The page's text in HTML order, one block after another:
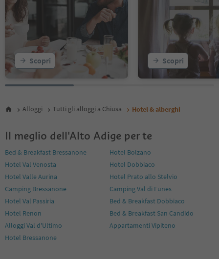
Scopri Scopri
Alloggi Tutti gli alloggi a Chiusa Hotel & alberghi
Il meglio dell'Alto Adige per te
Bed & Breakfast Bressanone
Hotel Bolzano
Hotel Val Venosta
Hotel Dobbiaco
Hotel Valle Aurina
Hotel Prato allo Stelvio
Camping Bressanone
Camping Val di Funes
Hotel Val Passiria
Bed & Breakfast Dobbiaco
Hotel Renon
Bed & Breakfast San Candido
Alloggi Val d'Ultimo
Appartamenti Vipiteno
Hotel Bressanone